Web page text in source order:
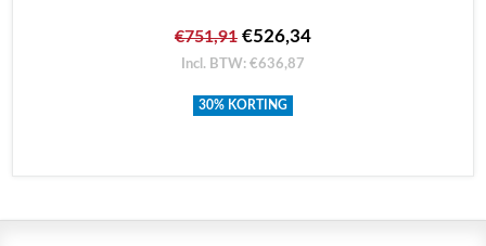
€751,91 €526,34
Incl. BTW: €636,87
30% KORTING